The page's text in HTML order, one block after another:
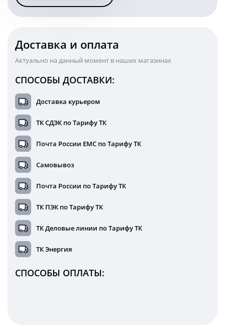
дальнего
света
Доставка и оплата
Актуально на данный момент в наших магазинах
СПОСОБЫ ДОСТАВКИ:
Доставка курьером
ТК СДЭК по Тарифу ТК
Почта России ЕМС по Тарифу ТК
Самовывоз
Почта России по Тарифу ТК
ТК ПЭК по Тарифу ТК
ТК Деловые линии по Тарифу ТК
ТК Энергия
СПОСОБЫ ОПЛАТЫ: